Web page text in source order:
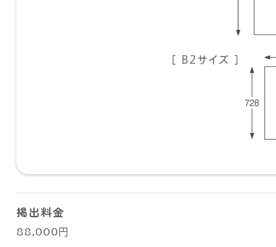
掲出料金
88,000円